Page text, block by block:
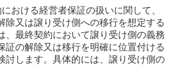
おける経営者保証の扱いに関して、
除又は譲り受け側への移行を想定する
、最終契約において譲り受け側の義務
証の解除又は移行を明確に位置付ける
討します。具体的には、譲り受け側の